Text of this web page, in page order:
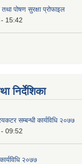
पोषण सुरक्षा प्रोफाइल
15:42
निर्देशिका
सम्बन्धी कार्यविधि २०७७
09:52
२०७७